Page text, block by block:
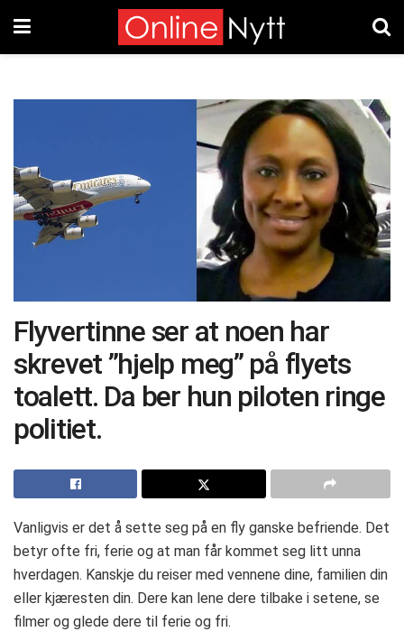
Flyvertinne ser at noen har
skrevet ”hjelp meg” på flyets
toalett. Da ber hun piloten ringe
politiet.
Vanligvis er det å sette seg på en fly ganske befriende. Det
betyr ofte fri, ferie og at man får kommet seg litt unna
hverdagen. Kanskje du reiser med vennene dine, familien din
eller kjæresten din. Dere kan lene dere tilbake i setene, se
filmer og glede dere til ferie og fri.